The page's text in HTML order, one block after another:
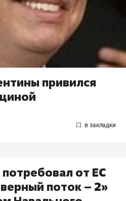
привился
от ЕС
поток –​ 2»